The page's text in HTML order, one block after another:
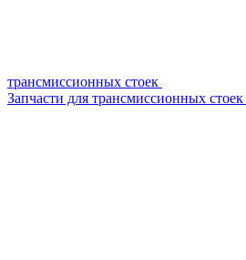
трансмиссионных стоек
Запчасти для трансмиссионных стоек